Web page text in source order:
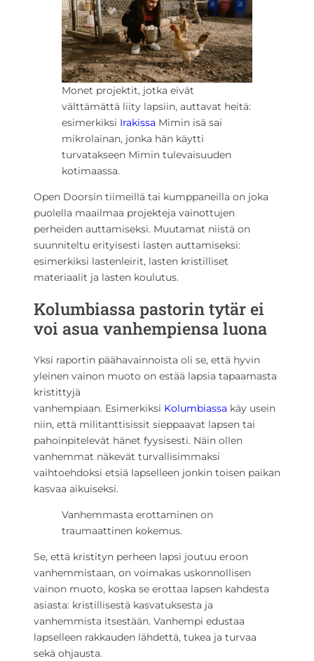
Monet projektit, jotka eivät
välttämättä liity lapsiin, auttavat heitä:
esimerkiksi Irakissa Mimin isä sai
mikrolainan, jonka hän käytti
turvatakseen Mimin tulevaisuuden
kotimaassa.
Open Doorsin tiimeillä tai kumppaneilla on joka
puolella maailmaa projekteja vainottujen
perheiden auttamiseksi. Muutamat niistä on
suunniteltu erityisesti lasten auttamiseksi:
esimerkiksi lastenleirit, lasten kristilliset
materiaalit ja lasten koulutus.
Kolumbiassa pastorin tytär ei
voi asua vanhempiensa luona
Yksi raportin päähavainnoista oli se, että hyvin
yleinen vainon muoto on estää lapsia tapaamasta
kristittyjä
vanhempiaan. Esimerkiksi Kolumbiassa käy usein
niin, että militanttisissit sieppaavat lapsen tai
pahoinpitelevät hänet fyysisesti. Näin ollen
vanhemmat näkevät turvallisimmaksi
vaihtoehdoksi etsiä lapselleen jonkin toisen paikan
kasvaa aikuiseksi.
Vanhemmasta erottaminen on
traumaattinen kokemus.
Se, että kristityn perheen lapsi joutuu eroon
vanhemmistaan, on voimakas uskonnollisen
vainon muoto, koska se erottaa lapsen kahdesta
asiasta: kristillisestä kasvatuksesta ja
vanhemmista itsestään. Vanhempi edustaa
lapselleen rakkauden lähdettä, tukea ja turvaa
sekä ohjausta.